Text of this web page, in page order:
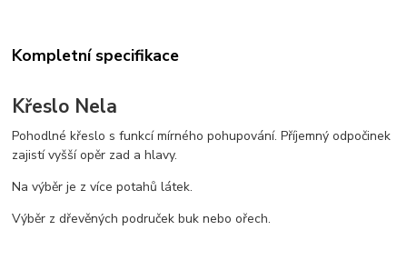
Kompletní specifikace
Křeslo Nela
Pohodlné křeslo s funkcí mírného pohupování. Příjemný odpočinek
zajistí vyšší opěr zad a hlavy.
Na výběr je z více potahů látek.
Výběr z dřevěných područek buk nebo ořech.